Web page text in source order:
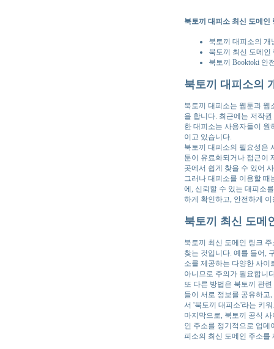
북토끼 대피소 최신 도메인
북토끼 대피소의 개
북토끼 최신 도메인
북토끼 Booktoki 안
북토끼 대피소의
북토끼 대피소는 웹툰과 웹
을 합니다. 최근에는 저작
한 대피소는 사용자들이 원
이고 있습니다.
북토끼 대피소의 필요성은
툰이 유료화되거나 접근이
곳에서 쉽게 찾을 수 있어
그러나 대피소를 이용할
에, 신뢰할 수 있는 대피소
하게 확인하고, 안전하게
북토끼 최신 도메
북토끼 최신 도메인 링크
찾는 것입니다. 예를 들어,
소를 제공하는 다양한 사이
아니므로 주의가 필요합니
또 다른 방법은 북토끼 관
들이 서로 정보를 공유하고
서 '북토끼 대피소'라는 키
마지막으로, 북토끼 공식
인 주소를 정기적으로 업데
피소의 최신 도메인 주소를